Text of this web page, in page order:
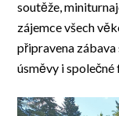
soutěže,
zájemce všech
připravena zábava
úsměvy i